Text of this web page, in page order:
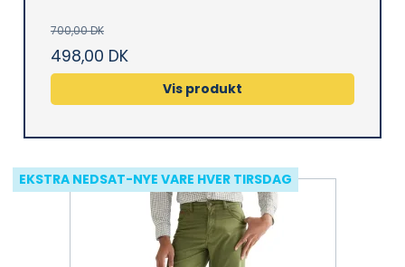
700,00 DK
498,00 DK
Vis produkt
EKSTRA NEDSAT-NYE VARE HVER TIRSDAG